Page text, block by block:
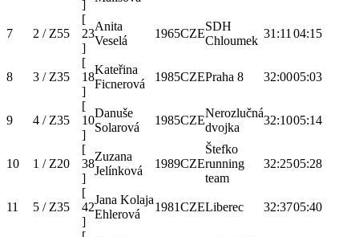
]
7 2 / Z55
[
23
]
Anita
Veselá
1965CZE
SDH
Chloumek
31:11 04:15
8 3 / Z35
[
18
]
Kateřina
Ficnerová
1985CZEPraha 8 32:0005:03
9 4 / Z35
[
10
]
Danuše
Solarová
1985CZE
Nerozlučná
dvojka
32:1005:14
10 1 / Z20
[
38
]
Zuzana
Jelínková
1989CZE
Štefko
running
team
32:2505:28
11 5 / Z35
[
42
]
Jana Kolaja
Ehlerová
1981CZELiberec 32:3705:40